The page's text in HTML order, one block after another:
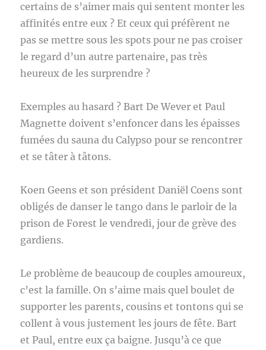
certains de s’aimer mais qui sentent monter les
affinités entre eux ? Et ceux qui préfèrent ne
pas se mettre sous les spots pour ne pas croiser
le regard d’un autre partenaire, pas très
heureux de les surprendre ?
Exemples au hasard ? Bart De Wever et Paul
Magnette doivent s’enfoncer dans les épaisses
fumées du sauna du Calypso pour se rencontrer
et se tâter à tâtons.
Koen Geens et son président Daniël Coens sont
obligés de danser le tango dans le parloir de la
prison de Forest le vendredi, jour de grève des
gardiens.
Le problème de beaucoup de couples amoureux,
c’est la famille. On s’aime mais quel boulet de
supporter les parents, cousins et tontons qui se
collent à vous justement les jours de fête. Bart
et Paul, entre eux ça baigne. Jusqu’à ce que